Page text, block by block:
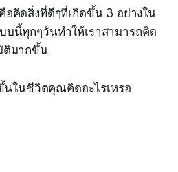
อคิดสิ่งที่ดีๆที่เกิดขึ้น 3 อย่างใน
นี้ทุกๆวันทำให้เราสามารถคิด
ติมากขึ้น
นในชีวิตคุณคิดอะไรเหรอ